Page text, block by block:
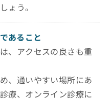
ょう。
あること
、アクセスの良さも重
、通いやすい場所にあ
療、オンライン診療に